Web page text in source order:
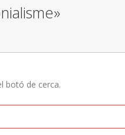
botó de cerca.